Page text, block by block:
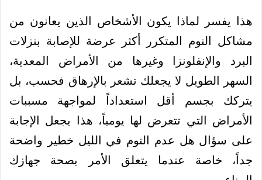
هذا يفسر لماذا يكون الأشخاص الذين يعانون من
مشاكل النوم المتكرر أكثر عرضة للإصابة بنزلات
البرد والإنفلونزا وغيرها من الأمراض المعدية،
السهر الطويل لا يجعلك تشعر بالإرهاق فحسب، بل
يتركك بجسم أقل استعداداً لمواجهة مسببات
الأمراض التي تتعرض لها يومياً، هذا يجعل الإجابة
على سؤال هل عدم النوم في الليل خطير واضحة
جداً، خاصة عندما يتعلق الأمر بصحة جهازك